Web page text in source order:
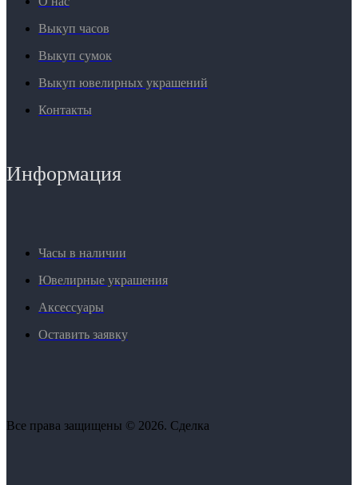
Выкуп часов
Выкуп сумок
Выкуп ювелирных украшений
Контакты
Информация
Часы в наличии
Ювелирные украшения
Аксессуары
Оставить заявку
Все права защищены © 2026. Сделка